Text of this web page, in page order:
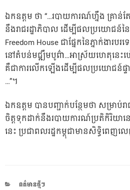
ឯកឧត្តម ​ថា “…​របាយការណ៍​ហ្នឹង គ្រាន់ត
នឹង​រាជរដ្ឋាភិបាល ដើម្បី​ផលប្រយោជន៍​ន
Freedom House ជា​ផ្នែក​នៃ​ភ្នាក់ងារ​
នៅ​តំបន់​ម​ជ្ឍឹ​ម​បូព៌ា​…​អាស្រ័យ​ហេតុនេះ
គឺជា​ការលើកឡើង​ដើម្បី​ផលប្រយោជន៍​ផ្ទ
…”​។​
ឯកឧត្តម ​បានបញ្ជាក់​បន្ថែម​ថា សម្រាប់​
ចិត្តទុកដាក់​នឹង​របាយការណ៍​ប្រតិកិរិយា​ន
នេះ ប្រជាពលរដ្ឋ​កម្ពុ​ជាមាន​សិទ្ធិ​ពេញល
CATEGORIES
ពត៌មានថ្មីៗ